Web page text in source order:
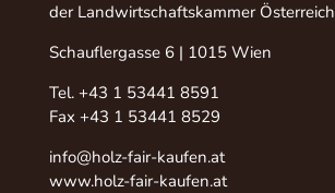
der Landwirtschaftskammer Österreich
Schauflergasse 6 | 1015 Wien
Tel. +43 1 53441 8591
Fax +43 1 53441 8529
info@holz-fair-kaufen.at
www.holz-fair-kaufen.at